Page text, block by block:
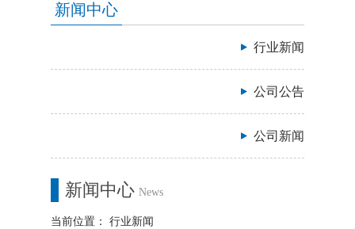
新闻中心
行业新闻
公司公告
公司新闻
新闻中心 News
当前位置： 行业新闻